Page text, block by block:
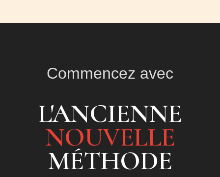
Commencez avec
L'ANCIENNE
NOUVELLE
MÉTHODE